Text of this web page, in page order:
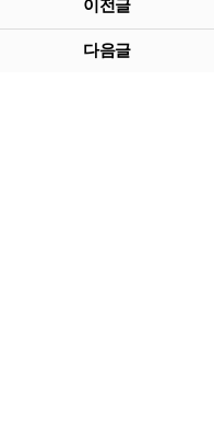
이전글
다음글